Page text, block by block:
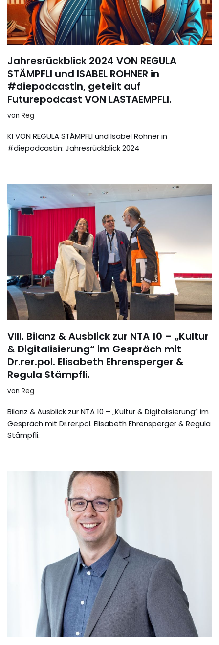
Jahresrückblick 2024 VON REGULA
STÄMPFLI und ISABEL ROHNER in
#diepodcastin, geteilt auf
Futurepodcast VON LASTAEMPFLI.
von Reg
KI VON REGULA STÄMPFLI und Isabel Rohner in
#diepodcastin: Jahresrückblick 2024
VIII. Bilanz & Ausblick zur NTA 10 – „Kultur
& Digitalisierung“ im Gespräch mit
Dr.rer.pol. Elisabeth Ehrensperger &
Regula Stämpfli.
von Reg
Bilanz & Ausblick zur NTA 10 – „Kultur & Digitalisierung“ im
Gespräch mit Dr.rer.pol. Elisabeth Ehrensperger & Regula
Stämpfli.